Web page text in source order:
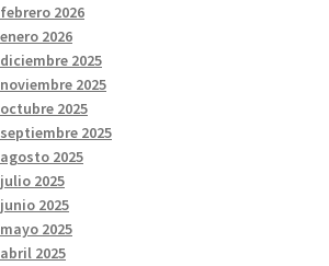
febrero 2026
enero 2026
diciembre 2025
noviembre 2025
octubre 2025
septiembre 2025
agosto 2025
julio 2025
junio 2025
mayo 2025
abril 2025